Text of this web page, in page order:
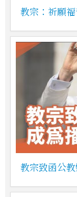
教宗：祈願
教宗致函公